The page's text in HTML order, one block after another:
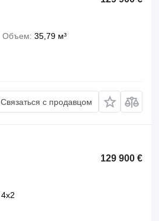
Объем 35,79 м³
Связаться с продавцом
129 900 €
4x2